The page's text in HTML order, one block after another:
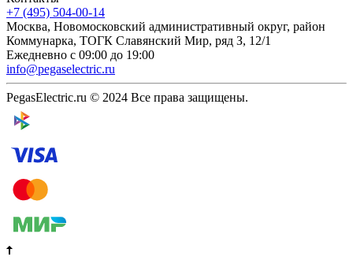
+7 (495) 504-00-14
Москва, Новомосковский административный округ, район
Коммунарка, ТОГК Славянский Мир, ряд З, 12/1
Ежедневно с 09:00 до 19:00
info@pegaselectric.ru
PegasElectric.ru © 2024 Все права защищены.